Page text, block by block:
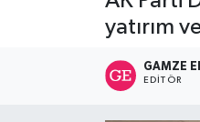
yatırım
GAMZE
EDITÖR
SİYASET
RESMİ İLAN
SİYASET
Son Dakika Haberleri
Haber Arşivi